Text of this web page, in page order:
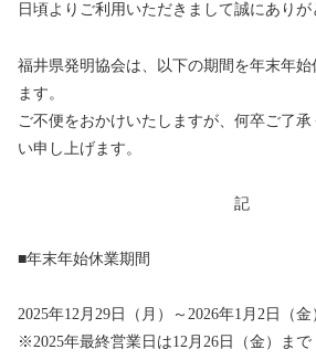
日頃よりご利用いただきまして誠にありが
福井県発明協会は、以下の期間を年末年始
ます。
ご不便をおかけいたしますが、何卒ご了
い申し上げます。
記
■年末年始休業期間
2025年12月29日（月）～2026年1月2日（金
※2025年最終営業日は12月26日（金）まで